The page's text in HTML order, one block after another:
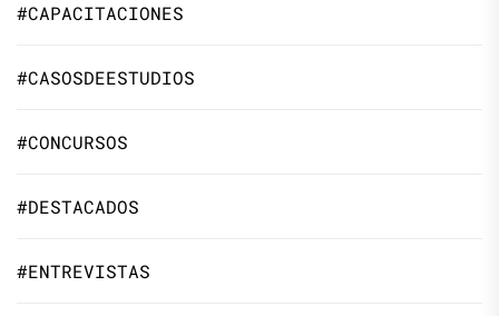
#CAPACITACIONES
#CASOSDEESTUDIOS
#CONCURSOS
#DESTACADOS
#ENTREVISTAS